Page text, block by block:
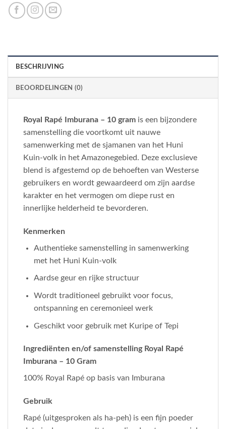
BESCHRIJVING
BEOORDELINGEN (0)
Royal Rapé Imburana – 10 gram is een bijzondere
samenstelling die voortkomt uit nauwe
samenwerking met de sjamanen van het Huni
Kuin-volk in het Amazonegebied. Deze exclusieve
blend is afgestemd op de behoeften van Westerse
gebruikers en wordt gewaardeerd om zijn aardse
karakter en het vermogen om diepe rust en
innerlijke helderheid te bevorderen.
Kenmerken
Authentieke samenstelling in samenwerking
met het Huni Kuin-volk
Aardse geur en rijke structuur
Wordt traditioneel gebruikt voor focus,
ontspanning en ceremonieel werk
Geschikt voor gebruik met Kuripe of Tepi
Ingrediënten en/of samenstelling Royal Rapé
Imburana – 10 Gram
100% Royal Rapé op basis van Imburana
Gebruik
Rapé (uitgesproken als ha-peh) is een fijn poeder